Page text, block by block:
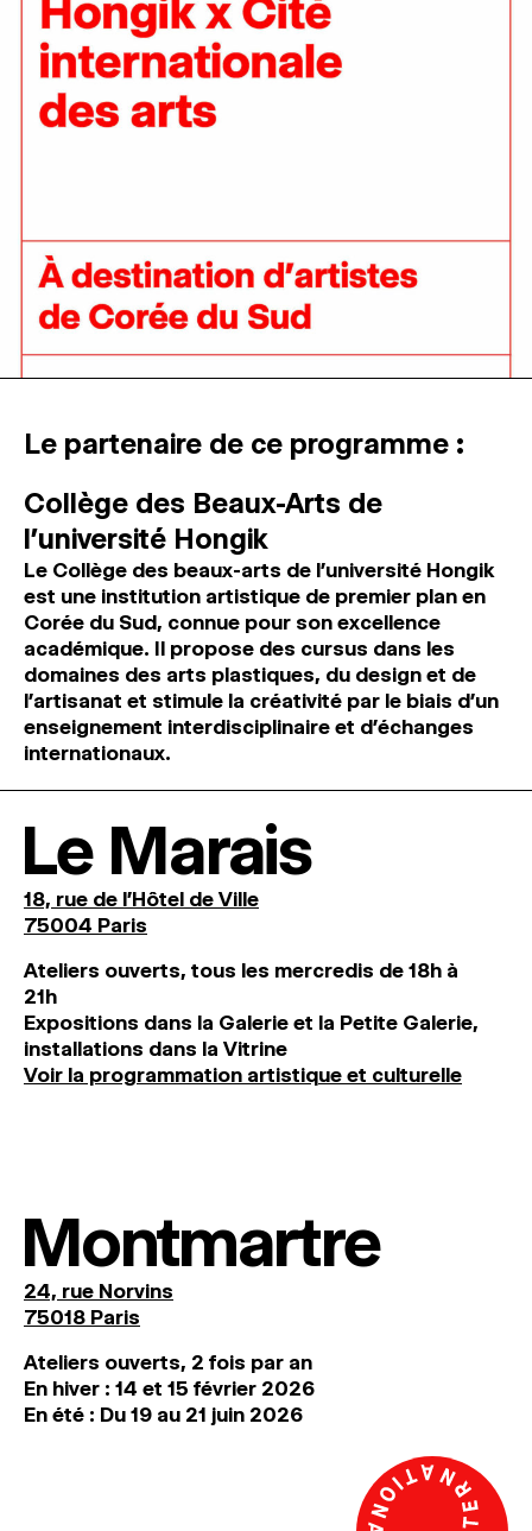
Le partenaire de ce programme :
Collège des Beaux-Arts de
l’université Hongik
Le Collège des beaux-arts de l’université Hongik
est une institution artistique de premier plan en
Corée du Sud, connue pour son excellence
académique. Il propose des cursus dans les
domaines des arts plastiques, du design et de
l’artisanat et stimule la créativité par le biais d’un
enseignement interdisciplinaire et d’échanges
internationaux.
Le Marais
18, rue de l'Hôtel de Ville
75004 Paris
Ateliers ouverts, tous les mercredis de 18h à
21h
Expositions dans la Galerie et la Petite Galerie,
installations dans la Vitrine
Voir la programmation artistique et culturelle
Montmartre
24, rue Norvins
75018 Paris
Ateliers ouverts, 2 fois par an
En hiver : 14 et 15 février 2026
En été : Du 19 au 21 juin 2026